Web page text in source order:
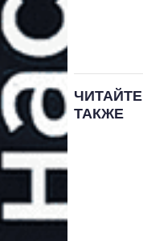
ЧИТАЙТЕ
ТАКЖЕ